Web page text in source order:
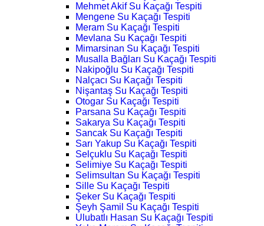
Mehmet Akif Su Kaçağı Tespiti
Mengene Su Kaçağı Tespiti
Meram Su Kaçağı Tespiti
Mevlana Su Kaçağı Tespiti
Mimarsinan Su Kaçağı Tespiti
Musalla Bağları Su Kaçağı Tespiti
Nakipoğlu Su Kaçağı Tespiti
Nalçacı Su Kaçağı Tespiti
Nişantaş Su Kaçağı Tespiti
Otogar Su Kaçağı Tespiti
Parsana Su Kaçağı Tespiti
Sakarya Su Kaçağı Tespiti
Sancak Su Kaçağı Tespiti
Sarı Yakup Su Kaçağı Tespiti
Selçuklu Su Kaçağı Tespiti
Selimiye Su Kaçağı Tespiti
Selimsultan Su Kaçağı Tespiti
Sille Su Kaçağı Tespiti
Şeker Su Kaçağı Tespiti
Şeyh Şamil Su Kaçağı Tespiti
Ulubatlı Hasan Su Kaçağı Tespiti